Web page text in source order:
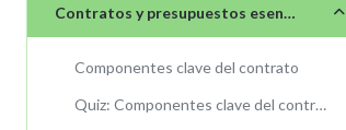
Contratos y presupuestos esenciales
Componentes clave del contrato
Quiz: Componentes clave del contrato